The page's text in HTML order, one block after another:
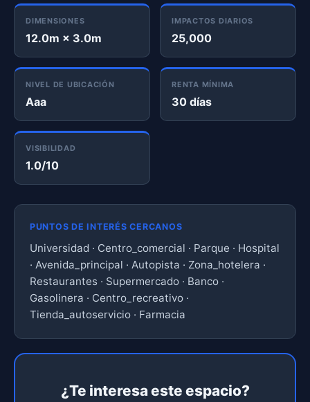
DIMENSIONES
12.0m × 3.0m
IMPACTOS DIARIOS
25,000
NIVEL DE UBICACIÓN
Aaa
RENTA MÍNIMA
30 días
VISIBILIDAD
1.0/10
PUNTOS DE INTERÉS CERCANOS
Universidad · Centro_comercial · Parque · Hospital
· Avenida_principal · Autopista · Zona_hotelera ·
Restaurantes · Supermercado · Banco ·
Gasolinera · Centro_recreativo ·
Tienda_autoservicio · Farmacia
¿Te interesa este espacio?